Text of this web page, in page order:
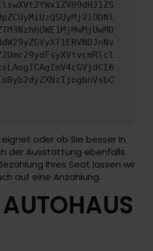
oder ob Sie besser in
der Ausstattung ebenfalls.
Ihres Seat lassen wir
auf eine Anzahlung.